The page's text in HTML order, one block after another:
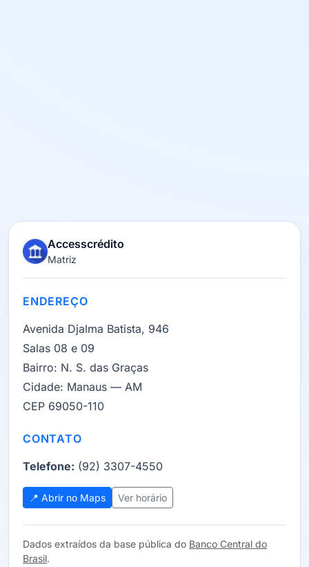
Accesscrédito
Matriz
ENDEREÇO
Avenida Djalma Batista, 946
Salas 08 e 09
Bairro: N. S. das Graças
Cidade: Manaus — AM
CEP 69050-110
CONTATO
Telefone: (92) 3307-4550
📍 Abrir no Maps Ver horário
Dados extraídos da base pública do Banco Central do
Brasil.